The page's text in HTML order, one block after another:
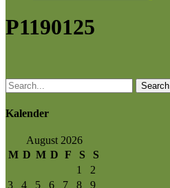
P1190125
Search
Kalender
August 2026
M D M D F S
S
1
2
3
4 5 6 7 8
9